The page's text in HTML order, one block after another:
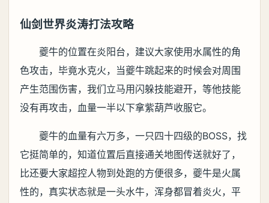
仙剑世界炎涛打法攻略
夔牛的位置在炎阳台，建议大家使用水属性的角
色攻击，毕竟水克火，当夔牛跳起来的时候会对周围
产生范围伤害，我们立马用闪躲技能避开，等他技能
没有再攻击，血量一半以下拿紫葫芦收服它。
夔牛的血量有六万多，一只四十四级的BOSS，找
它挺简单的，知道位置后直接通关地图传送就好了，
比还要大家超控人物到处跑的方便很多，夔牛是火属
性的，真实状态就是一头水牛，浑身都冒着炎火，平